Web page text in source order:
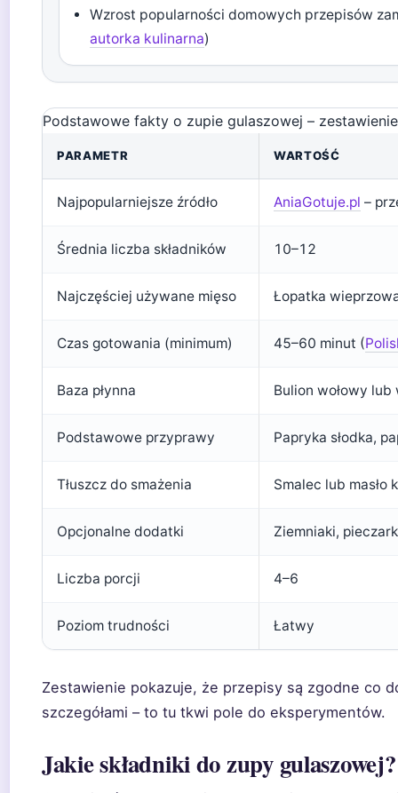
Wzrost popularności domowych przepisów
autorka kulinarna)
Podstawowe fakty o zupie gulaszowej –
PARAMETR WARTOŚĆ
Najpopularniejsze źródło AniaGotuje.pl –
Średnia liczba składników 10–12
Najczęściej używane mięso Łopatka
Czas gotowania (minimum) 45–60 minut (
Baza płynna Bulion wołowy
Podstawowe przyprawy Papryka słodka,
Tłuszcz do smażenia Smalec lub masło
Opcjonalne dodatki Ziemniaki,
Liczba porcji 4–6
Poziom trudności Łatwy
Zestawienie pokazuje, że przepisy są zgodne co
szczegółami – to tu tkwi pole do eksperymentów.
Jakie składniki do zupy gulaszowej?